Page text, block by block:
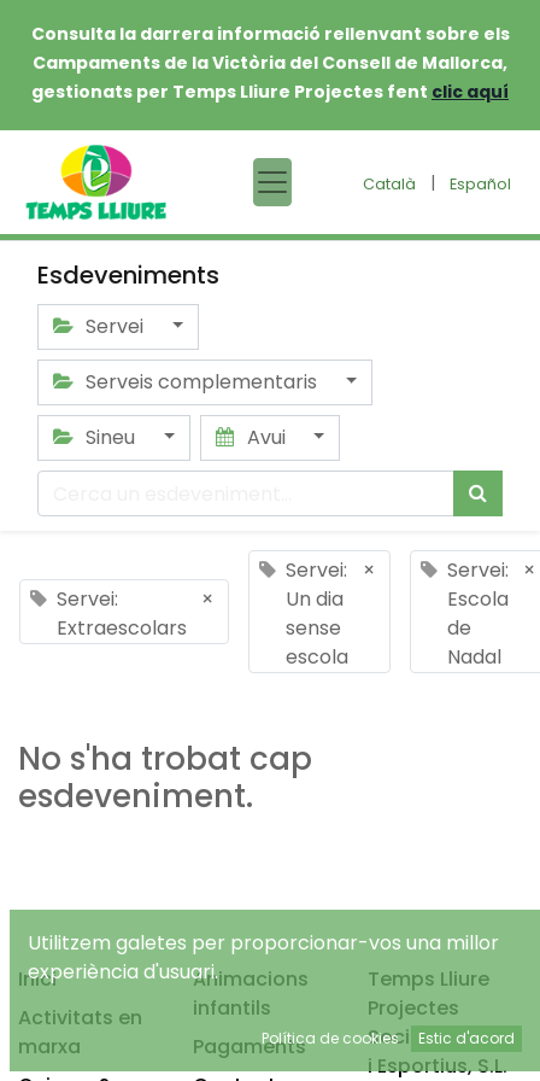
Consulta la darrera informació rellenvant sobre els
Campaments de la Victòria del Consell de Mallorca,
gestionats per Temps Lliure Projectes fent clic aquí
Català | Español
Esdeveniments
Servei
Serveis complementaris
Sineu
Avui
Servei:
Extraescolars
×
Servei:
Un dia
sense
escola
×
Servei:
Escola
de
Nadal
×
No s'ha trobat cap
esdeveniment.
Inici
Activitats en
marxa
Animacions
infantils
Pagaments
Temps Lliure
Projectes
Socioeducatius
i Esportius, S.L.
Utilitzem galetes per proporcionar-vos una millor
experiència d'usuari.
Política de cookies Estic d'acord